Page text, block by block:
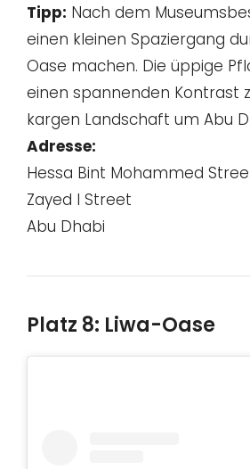
Tipp: Nach dem
einen kleinen Spaziergang
Oase machen. Die üppige
einen spannenden Kontrast
kargen Landschaft um Abu
Adresse:
Hessa Bint Mohammed
Zayed I Street
Abu Dhabi
Platz 8: Liwa-Oase